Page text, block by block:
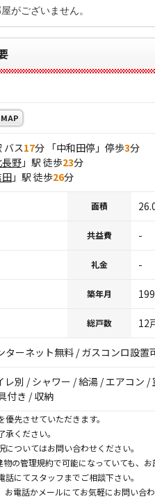
がございません。
MAP
バス17分 「中和田停」停歩3分
野 」駅 徒歩23分
」駅 徒歩26分
面積
共益費 -
礼金 -
築年月
総戸数 12
ターネット無料 / ガスコンロ設置
レ別 / シャワー / 給湯 / エアコン
付き / 収納
先させていただきます。
ください。
ついてはお問い合わせください。
の管理規約で可能になっていても、
にてスタッフまでご相談下さい。
電話かメールにてお気軽にお問い合わ